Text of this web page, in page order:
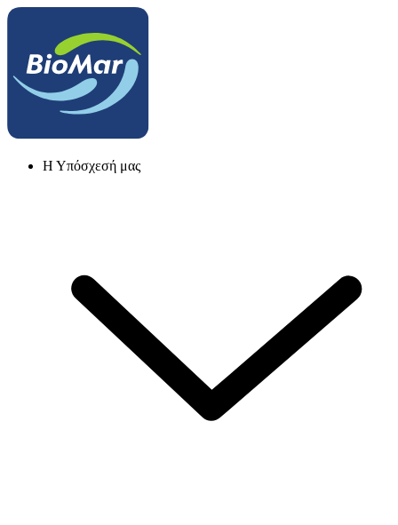
Η Υπόσχεσή μας